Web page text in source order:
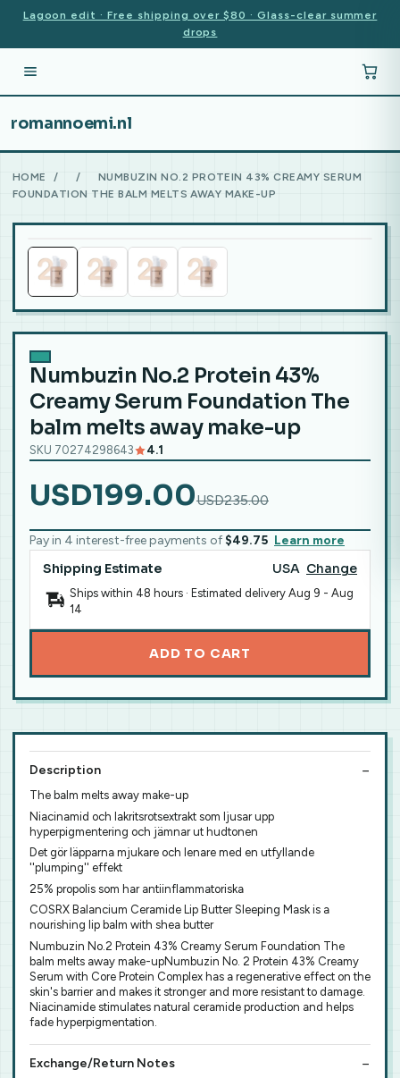
Lagoon edit · Free shipping over $80 · Glass-clear summer
drops
romannoemi.nl
HOME / /
NUMBUZIN NO.2 PROTEIN 43% CREAMY SERUM
FOUNDATION THE BALM MELTS AWAY MAKE-UP
Numbuzin No.2 Protein 43%
Creamy Serum Foundation The
balm melts away make-up
SKU 70274298643 4.1
USD199.00USD235.00
Pay in 4 interest-free payments of $49.75 Learn more
Shipping Estimate USA Change
Ships within 48 hours · Estimated delivery Aug 9 - Aug
14
ADD TO CART
Description
The balm melts away make-up
Niacinamid och lakritsrotsextrakt som ljusar upp
hyperpigmentering och jämnar ut hudtonen
Det gör läpparna mjukare och lenare med en utfyllande
''plumping'' effekt
25% propolis som har antiinflammatoriska
COSRX Balancium Ceramide Lip Butter Sleeping Mask is a
nourishing lip balm with shea butter
Numbuzin No.2 Protein 43% Creamy Serum Foundation The
balm melts away make-upNumbuzin No. 2 Protein 43% Creamy
Serum with Core Protein Complex has a regenerative effect on the
skin's barrier and makes it stronger and more resistant to damage.
Niacinamide stimulates natural ceramide production and helps
fade hyperpigmentation.
Exchange/Return Notes